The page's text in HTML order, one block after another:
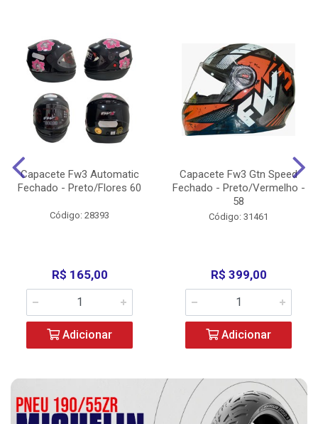
Capacete Fw3 Automatic
Fechado - Preto/Flores 60
Código: 28393
R$ 165,00
Adicionar
Capacete Fw3 Gtn Speed
Fechado - Preto/Vermelho -
58
Código: 31461
R$ 399,00
Adicionar